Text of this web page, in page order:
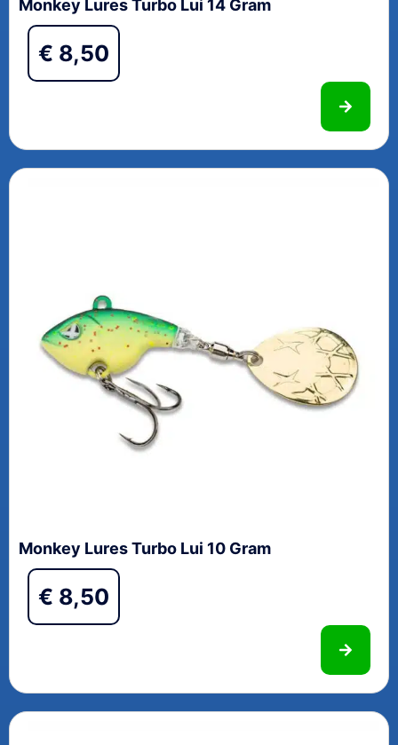
Monkey Lures Turbo Lui 14 Gram
€ 8,50
Monkey Lures Turbo Lui 10 Gram
€ 8,50